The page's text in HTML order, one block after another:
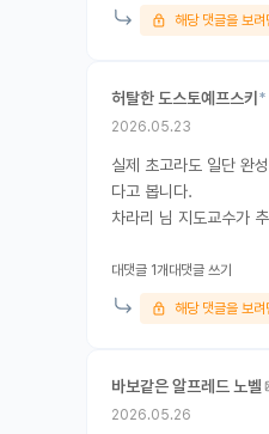
해당 댓글을 보
허탈한 도스토예프스키 *
2026.05.23
실제 초고라도 일단 완
다고 봅니다.
차라리 님 지도교수가
대댓글 1개대댓글 쓰기
해당 댓글을 보
바보같은 알프레드 노벨
2026.05.26